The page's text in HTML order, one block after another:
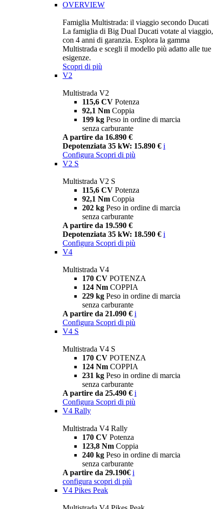
OVERVIEW
Famiglia Multistrada: il viaggio secondo Ducati
La famiglia di Big Dual Ducati votate al viaggio,
con 4 anni di garanzia. Esplora la gamma
Multistrada e scegli il modello più adatto alle tue
esigenze.
Scopri di più
V2
Multistrada V2
115,6 CV Potenza
92,1 Nm Coppia
199 kg Peso in ordine di marcia
senza carburante
A partire da 16.890 €
Depotenziata 35 kW: 15.890 € i
Configura Scopri di più
V2 S
Multistrada V2 S
115,6 CV Potenza
92,1 Nm Coppia
202 kg Peso in ordine di marcia
senza carburante
A partire da 19.590 €
Depotenziata 35 kW: 18.590 € i
Configura Scopri di più
V4
Multistrada V4
170 CV POTENZA
124 Nm COPPIA
229 kg Peso in ordine di marcia
senza carburante
A partire da 21.090 € i
Configura Scopri di più
V4 S
Multistrada V4 S
170 CV POTENZA
124 Nm COPPIA
231 kg Peso in ordine di marcia
senza carburante
A partire da 25.490 € i
Configura Scopri di più
V4 Rally
Multistrada V4 Rally
170 CV Potenza
123,8 Nm Coppia
240 kg Peso in ordine di marcia
senza carburante
A partire da 29.190€ i
configura scopri di più
V4 Pikes Peak